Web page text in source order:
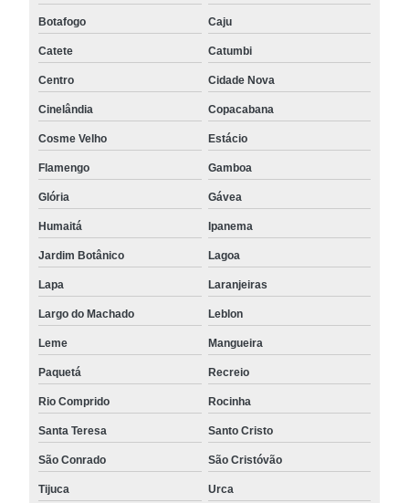
Botafogo Caju
Catete Catumbi
Centro Cidade Nova
Cinelândia Copacabana
Cosme Velho Estácio
Flamengo Gamboa
Glória Gávea
Humaitá Ipanema
Jardim Botânico Lagoa
Lapa Laranjeiras
Largo do Machado Leblon
Leme Mangueira
Paquetá Recreio
Rio Comprido Rocinha
Santa Teresa Santo Cristo
São Conrado São Cristóvão
Tijuca Urca